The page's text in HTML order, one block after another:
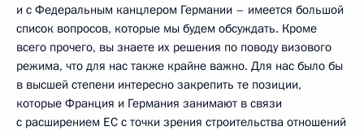
и с Федеральным канцлером Германии – имеется большой
список вопросов, которые мы будем обсуждать. Кроме
всего прочего, вы знаете их решения по поводу визового
режима, что для нас также крайне важно. Для нас было бы
в высшей степени интересно закрепить те позиции,
которые Франция и Германия занимают в связи
с расширением ЕС с точки зрения строительства отношений